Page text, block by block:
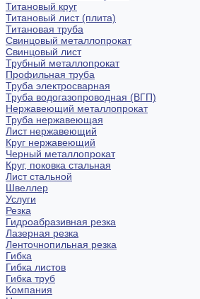
Титановый круг
Титановый лист (плита)
Титановая труба
Свинцовый металлопрокат
Свинцовый лист
Трубный металлопрокат
Профильная труба
Труба электросварная
Труба водогазопроводная (ВГП)
Нержавеющий металлопрокат
Труба нержавеющая
Лист нержавеющий
Круг нержавеющий
Черный металлопрокат
Круг, поковка стальная
Лист стальной
Швеллер
Услуги
Резка
Гидроабразивная резка
Лазерная резка
Ленточнопильная резка
Гибка
Гибка листов
Гибка труб
Компания